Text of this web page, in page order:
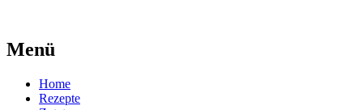
Menü
Home
Rezepte